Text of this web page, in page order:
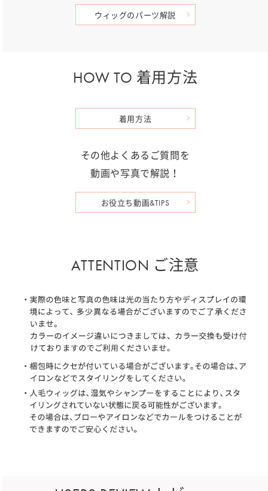
ウィッグのパーツ解説
HOW TO 着用方法
着用方法
その他よくあるご質問を
動画や写真で解説！
お役立ち動画&TIPS
ATTENTION ご注意